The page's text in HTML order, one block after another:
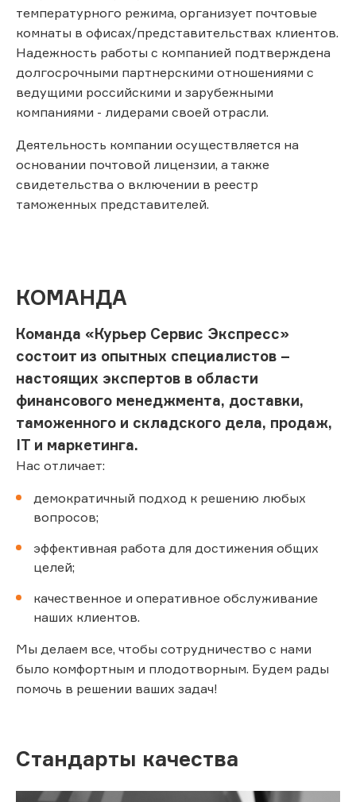
температурного режима, организует почтовые
комнаты в офисах/представительствах клиентов.
Надежность работы с компанией подтверждена
долгосрочными партнерскими отношениями с
ведущими российскими и зарубежными
компаниями - лидерами своей отрасли.
Деятельность компании осуществляется на
основании почтовой лицензии, а также
свидетельства о включении в реестр
таможенных представителей.
КОМАНДА
Команда «Курьер Сервис Экспресс»
состоит из опытных специалистов –
настоящих экспертов в области
финансового менеджмента, доставки,
таможенного и складского дела, продаж,
IT и маркетинга.
Нас отличает:
демократичный подход к решению любых
вопросов;
эффективная работа для достижения общих
целей;
качественное и оперативное обслуживание
наших клиентов.
Мы делаем все, чтобы сотрудничество с нами
было комфортным и плодотворным. Будем рады
помочь в решении ваших задач!
Стандарты качества